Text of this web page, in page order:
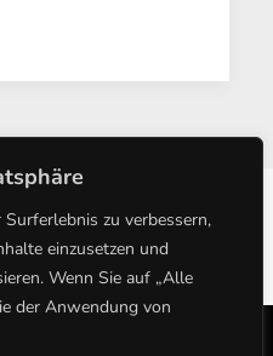
zu verbessern,
einzusetzen und
Wenn Sie auf „Alle
der Anwendung von
3